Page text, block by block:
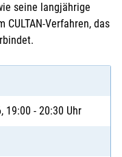
seine langjährige
Verfahren, das
19:00 - 20:30 Uhr